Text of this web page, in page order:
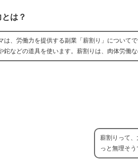
は？
は、労働力を提供する副業「薪割り」について
鉈などの道具を使います。薪割りは、肉体労働な
薪割りって
っと無理そう